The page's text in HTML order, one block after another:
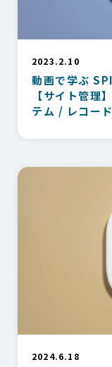
2023.2.10
動画で学ぶ
【サイト管理
テム / レコー
2024.6.18